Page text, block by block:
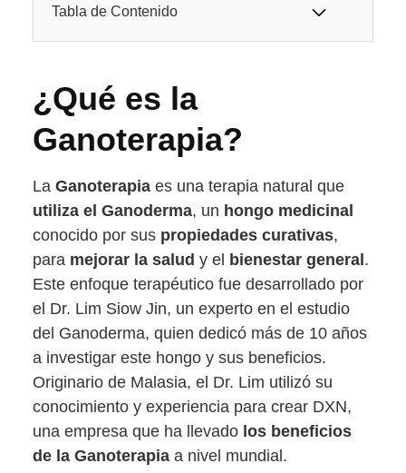
Tabla de Contenido
¿Qué es la
Ganoterapia?
La Ganoterapia es una terapia natural que
utiliza el Ganoderma, un hongo medicinal
conocido por sus propiedades curativas,
para mejorar la salud y el bienestar general.
Este enfoque terapéutico fue desarrollado por
el Dr. Lim Siow Jin, un experto en el estudio
del Ganoderma, quien dedicó más de 10 años
a investigar este hongo y sus beneficios.
Originario de Malasia, el Dr. Lim utilizó su
conocimiento y experiencia para crear DXN,
una empresa que ha llevado los beneficios
de la Ganoterapia a nivel mundial.